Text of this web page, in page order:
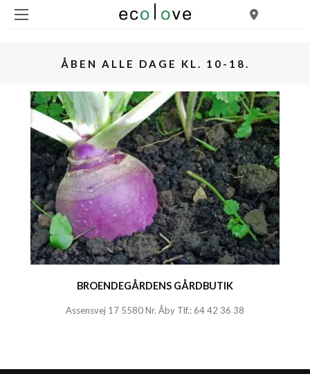
ÅBEN ALLE DAGE KL. 10-18.
BROENDEGÅRDENS GÅRDBUTIK
Assensvej 17 5580 Nr. Åby Tlf.: 64 42 36 38